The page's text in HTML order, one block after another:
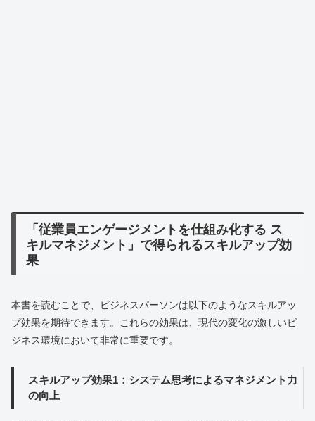
「従業員エンゲージメントを仕組み化する ス
キルマネジメント」で得られるスキルアップ効
果
本書を読むことで、ビジネスパーソンは以下のようなスキルアッ
プ効果を期待できます。これらの効果は、現代の変化の激しいビ
ジネス環境において非常に重要です。
スキルアップ効果1：システム思考によるマネジメント力
の向上